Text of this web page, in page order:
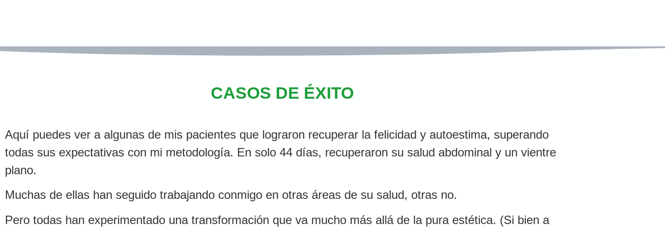
CASOS DE ÉXITO
Aquí puedes ver a algunas de mis pacientes que lograron recuperar la felicidad y autoestima, superando
todas sus expectativas con mi metodología. En solo 44 días, recuperaron su salud abdominal y un vientre
plano.
Muchas de ellas han seguido trabajando conmigo en otras áreas de su salud, otras no.
Pero todas han experimentado una transformación que va mucho más allá de la pura estética. (Si bien a